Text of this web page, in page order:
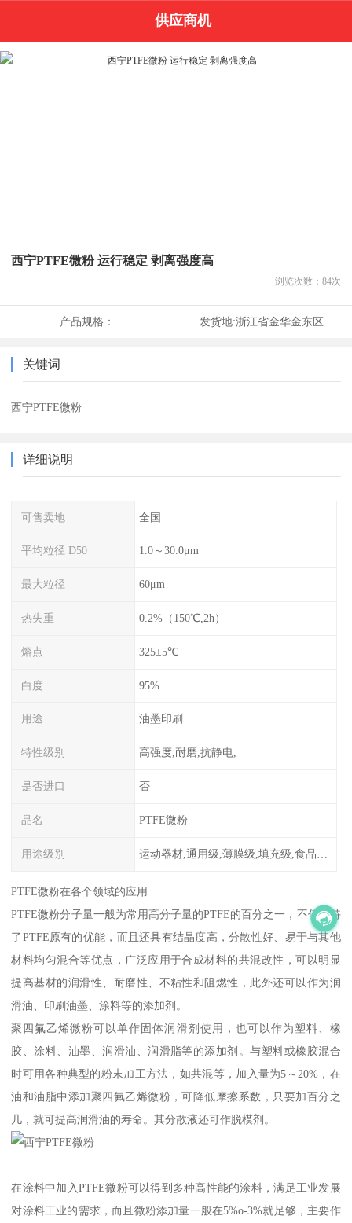
供应商机
西宁PTFE微粉 运行稳定 剥离强度高
浏览次数： 84次
产品规格： 发货地:浙江省金华金东区
关键词
西宁PTFE微粉
详细说明
可售卖地 全国
平均粒径 D50 1.0～30.0μm
最大粒径 60μm
热失重 0.2%（150℃,2h）
熔点 325±5℃
白度 95%
用途 油墨印刷
特性级别 高强度,耐磨,抗静电,
是否进口 否
品名 PTFE微粉
用途级别
PTFE微粉在各个领域的应用
PTFE微粉分子量一般为常用高分子量的PTFE的百分之一，不仅保持
了PTFE原有的优能，而且还具有结晶度高，分散性好、易于与其他
材料均匀混合等优点，广泛应用于合成材料的共混改性，可以明显
提高基材的润滑性、耐磨性、不粘性和阻燃性，此外还可以作为润
滑油、印刷油墨、涂料等的添加剂。
聚四氟乙烯微粉可以单作固体润滑剂使用，也可以作为塑料、橡
胶、涂料、油墨、润滑油、润滑脂等的添加剂。与塑料或橡胶混合
时可用各种典型的粉末加工方法，如共混等，加入量为5～20%，在
油和油脂中添加聚四氟乙烯微粉，可降低摩擦系数，只要加百分之
几，就可提高润滑油的寿命。其分散液还可作脱模剂。
在涂料中加入PTFE微粉可以得到多种高性能的涂料，满足工业发展
对涂料工业的需求，而且微粉添加量一般在5%o-3%就足够，主要作